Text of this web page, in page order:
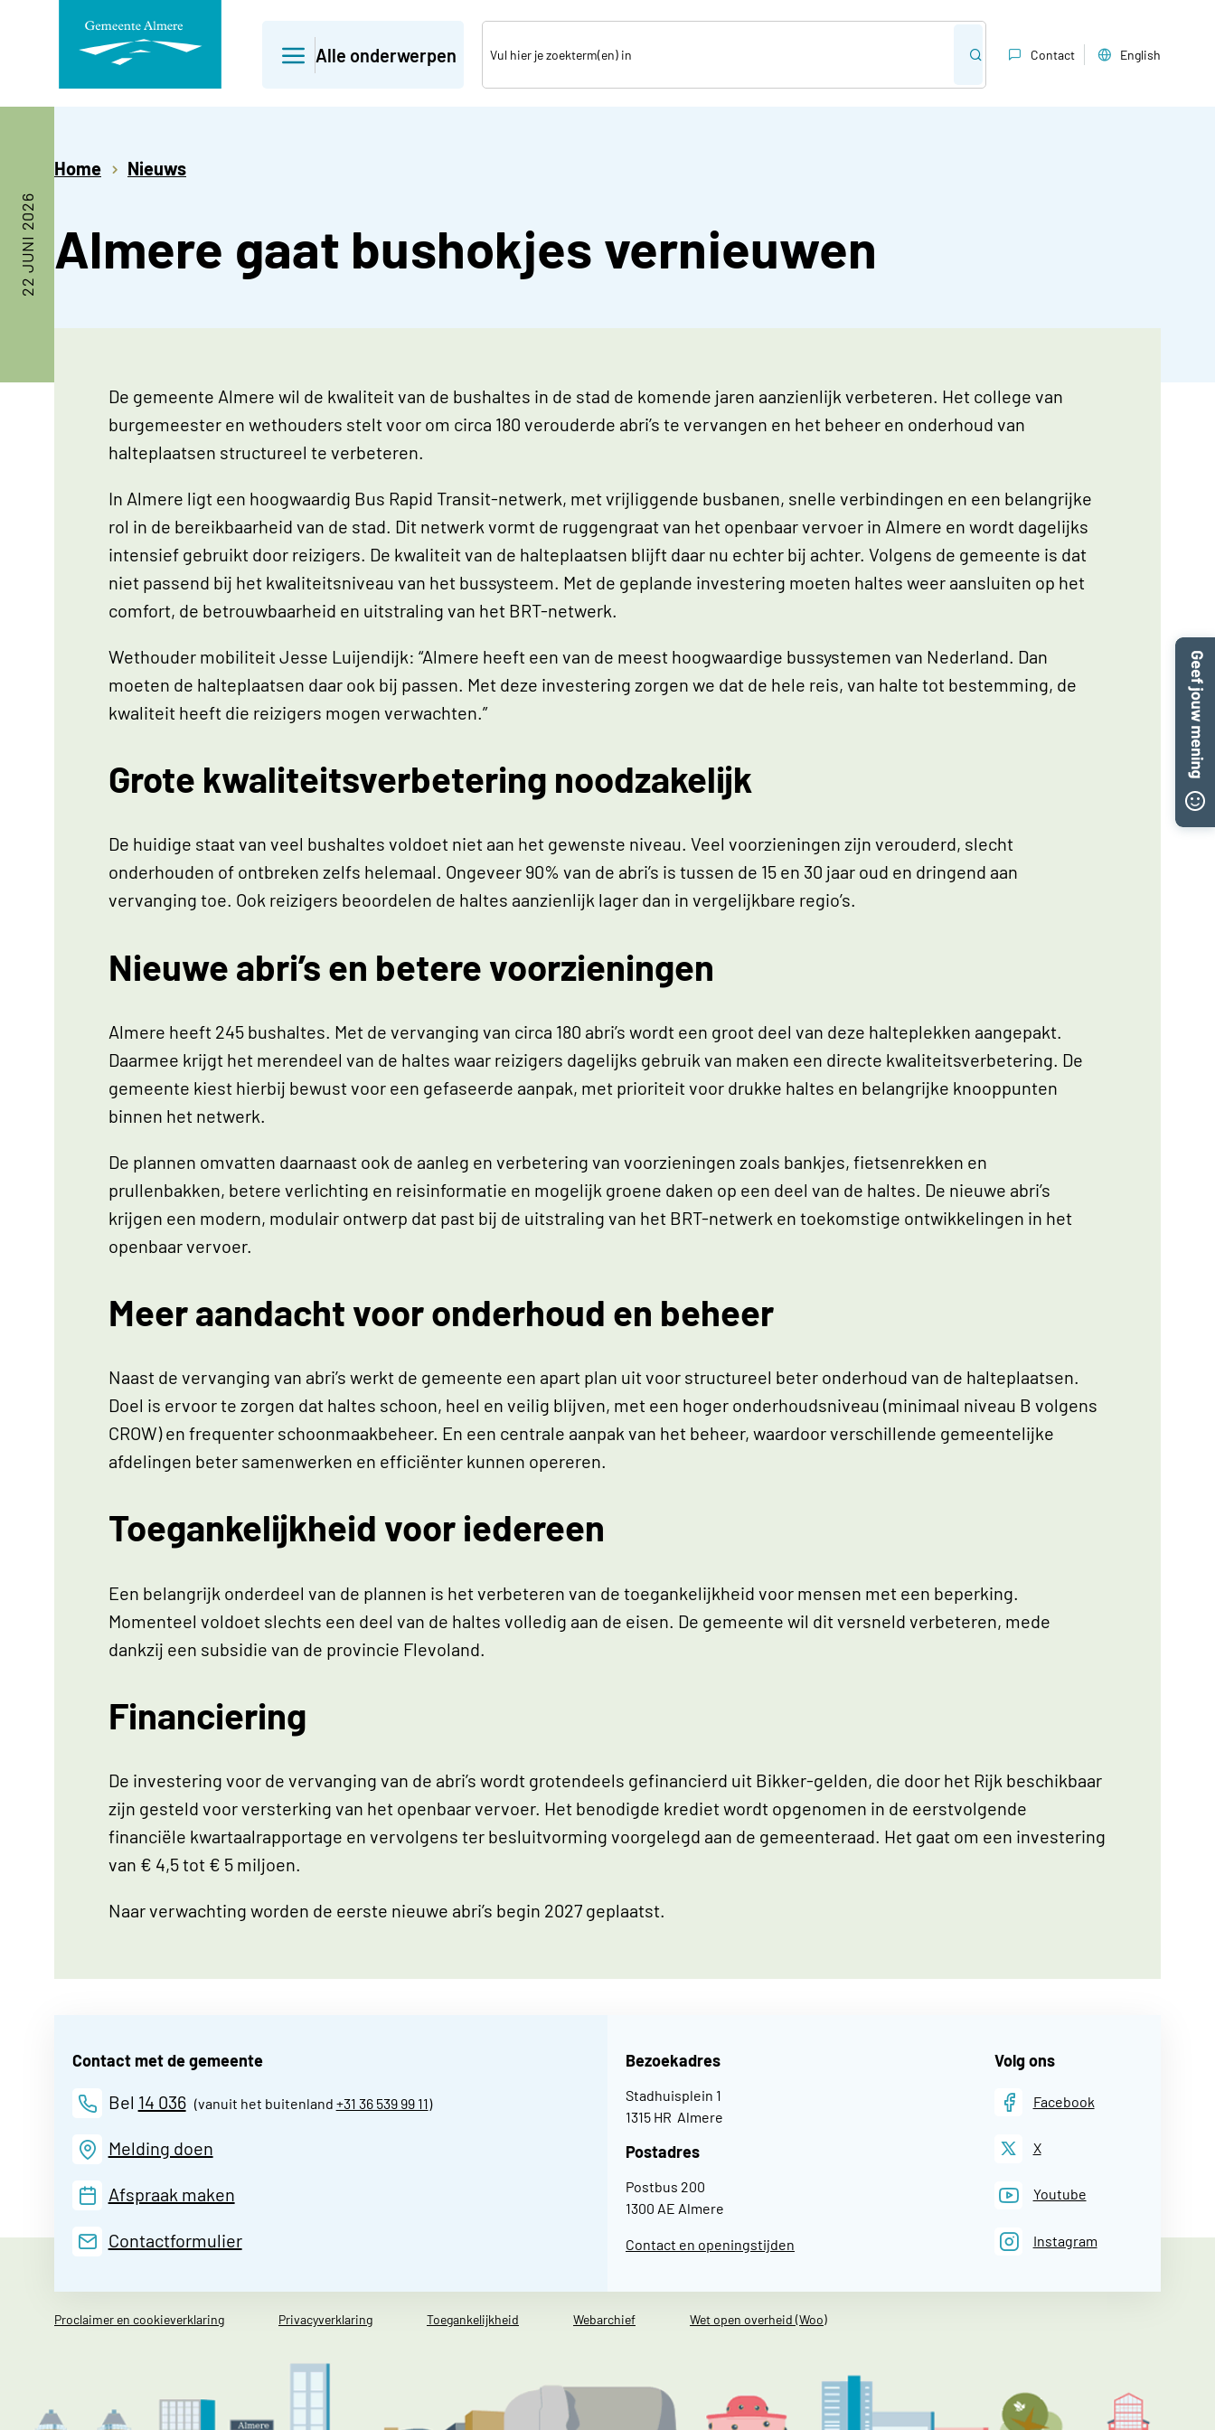
Alle onderwerpen Contact English
Home Nieuws
Almere gaat bushokjes vernieuwen
22 JUNI 2026
De gemeente Almere wil de kwaliteit van de bushaltes in de stad de komende jaren aanzienlijk verbeteren. Het college van
burgemeester en wethouders stelt voor om circa 180 verouderde abri’s te vervangen en het beheer en onderhoud van
halteplaatsen structureel te verbeteren.
In Almere ligt een hoogwaardig Bus Rapid Transit-netwerk, met vrijliggende busbanen, snelle verbindingen en een belangrijke
rol in de bereikbaarheid van de stad. Dit netwerk vormt de ruggengraat van het openbaar vervoer in Almere en wordt dagelijks
intensief gebruikt door reizigers. De kwaliteit van de halteplaatsen blijft daar nu echter bij achter. Volgens de gemeente is dat
niet passend bij het kwaliteitsniveau van het bussysteem. Met de geplande investering moeten haltes weer aansluiten op het
comfort, de betrouwbaarheid en uitstraling van het BRT-netwerk.
Wethouder mobiliteit Jesse Luijendijk: “Almere heeft een van de meest hoogwaardige bussystemen van Nederland. Dan
moeten de halteplaatsen daar ook bij passen. Met deze investering zorgen we dat de hele reis, van halte tot bestemming, de
kwaliteit heeft die reizigers mogen verwachten.”
Grote kwaliteitsverbetering noodzakelijk
De huidige staat van veel bushaltes voldoet niet aan het gewenste niveau. Veel voorzieningen zijn verouderd, slecht
onderhouden of ontbreken zelfs helemaal. Ongeveer 90% van de abri’s is tussen de 15 en 30 jaar oud en dringend aan
vervanging toe. Ook reizigers beoordelen de haltes aanzienlijk lager dan in vergelijkbare regio’s.
Nieuwe abri’s en betere voorzieningen
Almere heeft 245 bushaltes. Met de vervanging van circa 180 abri’s wordt een groot deel van deze halteplekken aangepakt.
Daarmee krijgt het merendeel van de haltes waar reizigers dagelijks gebruik van maken een directe kwaliteitsverbetering. De
gemeente kiest hierbij bewust voor een gefaseerde aanpak, met prioriteit voor drukke haltes en belangrijke knooppunten
binnen het netwerk.
De plannen omvatten daarnaast ook de aanleg en verbetering van voorzieningen zoals bankjes, fietsenrekken en
prullenbakken, betere verlichting en reisinformatie en mogelijk groene daken op een deel van de haltes. De nieuwe abri’s
krijgen een modern, modulair ontwerp dat past bij de uitstraling van het BRT-netwerk en toekomstige ontwikkelingen in het
openbaar vervoer.
Meer aandacht voor onderhoud en beheer
Naast de vervanging van abri’s werkt de gemeente een apart plan uit voor structureel beter onderhoud van de halteplaatsen.
Doel is ervoor te zorgen dat haltes schoon, heel en veilig blijven, met een hoger onderhoudsniveau (minimaal niveau B volgens
CROW) en frequenter schoonmaakbeheer. En een centrale aanpak van het beheer, waardoor verschillende gemeentelijke
afdelingen beter samenwerken en efficiënter kunnen opereren.
Toegankelijkheid voor iedereen
Een belangrijk onderdeel van de plannen is het verbeteren van de toegankelijkheid voor mensen met een beperking.
Momenteel voldoet slechts een deel van de haltes volledig aan de eisen. De gemeente wil dit versneld verbeteren, mede
dankzij een subsidie van de provincie Flevoland.
Financiering
De investering voor de vervanging van de abri’s wordt grotendeels gefinancierd uit Bikker-gelden, die door het Rijk beschikbaar
zijn gesteld voor versterking van het openbaar vervoer. Het benodigde krediet wordt opgenomen in de eerstvolgende
financiële kwartaalrapportage en vervolgens ter besluitvorming voorgelegd aan de gemeenteraad. Het gaat om een investering
van € 4,5 tot € 5 miljoen.
Naar verwachting worden de eerste nieuwe abri’s begin 2027 geplaatst.
Contact met de gemeente
Bel 14 036(vanuit het buitenland +31 36 539 99 11)
Melding doen
Afspraak maken
Contactformulier
Bezoekadres
Stadhuisplein 1
1315 HR Almere
Postadres
Postbus 200
1300 AE Almere
Contact en openingstijden
Volg ons
Facebook
X
Youtube
Instagram
Proclaimer en cookieverklaring Privacyverklaring Toegankelijkheid Webarchief Wet open overheid (Woo)